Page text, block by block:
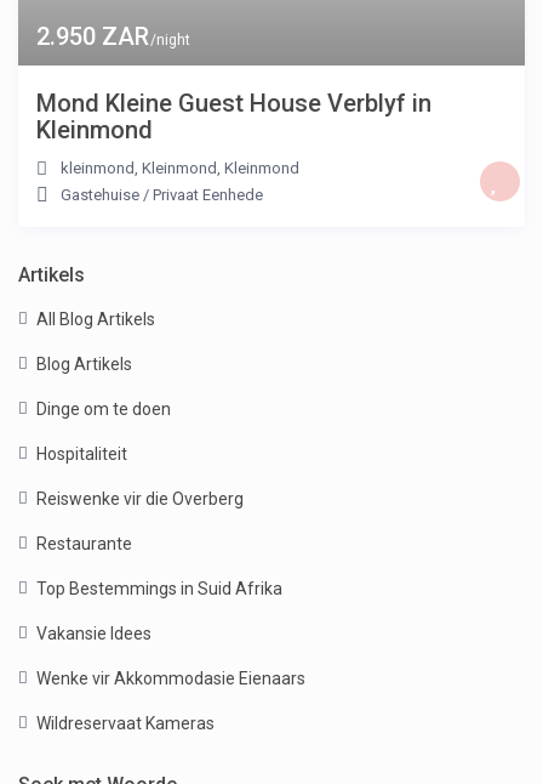
2.950 ZAR/night
Mond Kleine Guest House Verblyf in
Kleinmond
kleinmond, Kleinmond,Kleinmond
Gastehuise /Privaat Eenhede
Artikels
All Blog Artikels
Blog Artikels
Dinge om te doen
Hospitaliteit
Reiswenke vir die Overberg
Restaurante
Top Bestemmings in Suid Afrika
Vakansie Idees
Wenke vir Akkommodasie Eienaars
Wildreservaat Kameras